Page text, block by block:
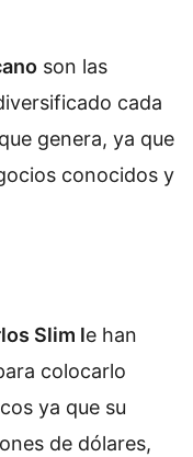
son las
cada
genera, ya que
conocidos y
Slim le han
colocarlo
ya que su
de dólares,